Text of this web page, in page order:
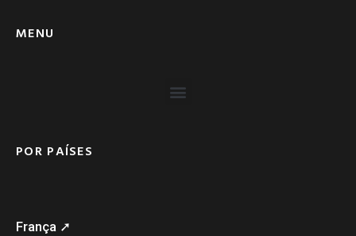
MENU
POR PAÍSES
França ➚